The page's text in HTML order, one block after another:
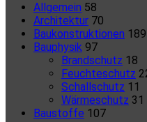
Allgemein 58
Architektur 70
Baukonstruktionen 189
Bauphysik 97
Brandschutz 18
Feuchteschutz
Schallschutz 11
Wärmeschutz 31
Baustoffe 107